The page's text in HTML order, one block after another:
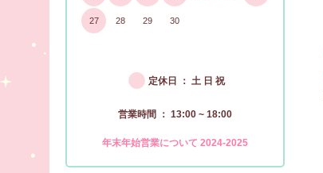
27 28 29 30
● 定休日 ： 土 日 祝
営業時間 ： 13:00 ~ 18:00
年末年始営業について 2024-2025